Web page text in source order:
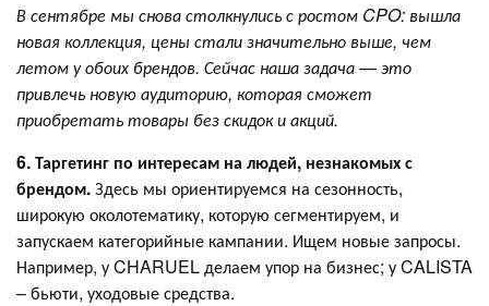
В сентябре мы снова столкнулись с ростом CPO: вышла
новая коллекция, цены стали значительно выше, чем
летом у обоих брендов. Сейчас наша задача — это
привлечь новую аудиторию, которая сможет
приобретать товары без скидок и акций.
6. Таргетинг по интересам на людей, незнакомых с
брендом.Здесь мы ориентируемся на сезонность,
широкую околотематику, которую сегментируем, и
запускаем категорийные кампании. Ищем новые запросы.
Например, у CHARUEL делаем упор на бизнес; у CALISTA
– бьюти, уходовые средства.